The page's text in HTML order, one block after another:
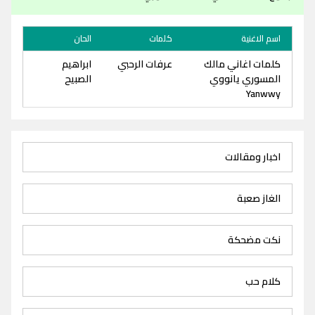
اسم الاغنية كلمات الحان
كلمات اغاني مالك
المسوري يانووي
Yanwwy
عرفات الرحبي
ابراهيم
الصبيح
اخبار ومقالات
الغاز صعبة
نكت مضحكة
كلام حب